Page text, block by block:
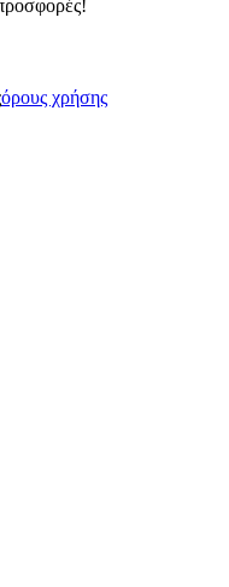
κοινοποιούμε
σας χρήση της
κοινωνικής
όρους χρήσης